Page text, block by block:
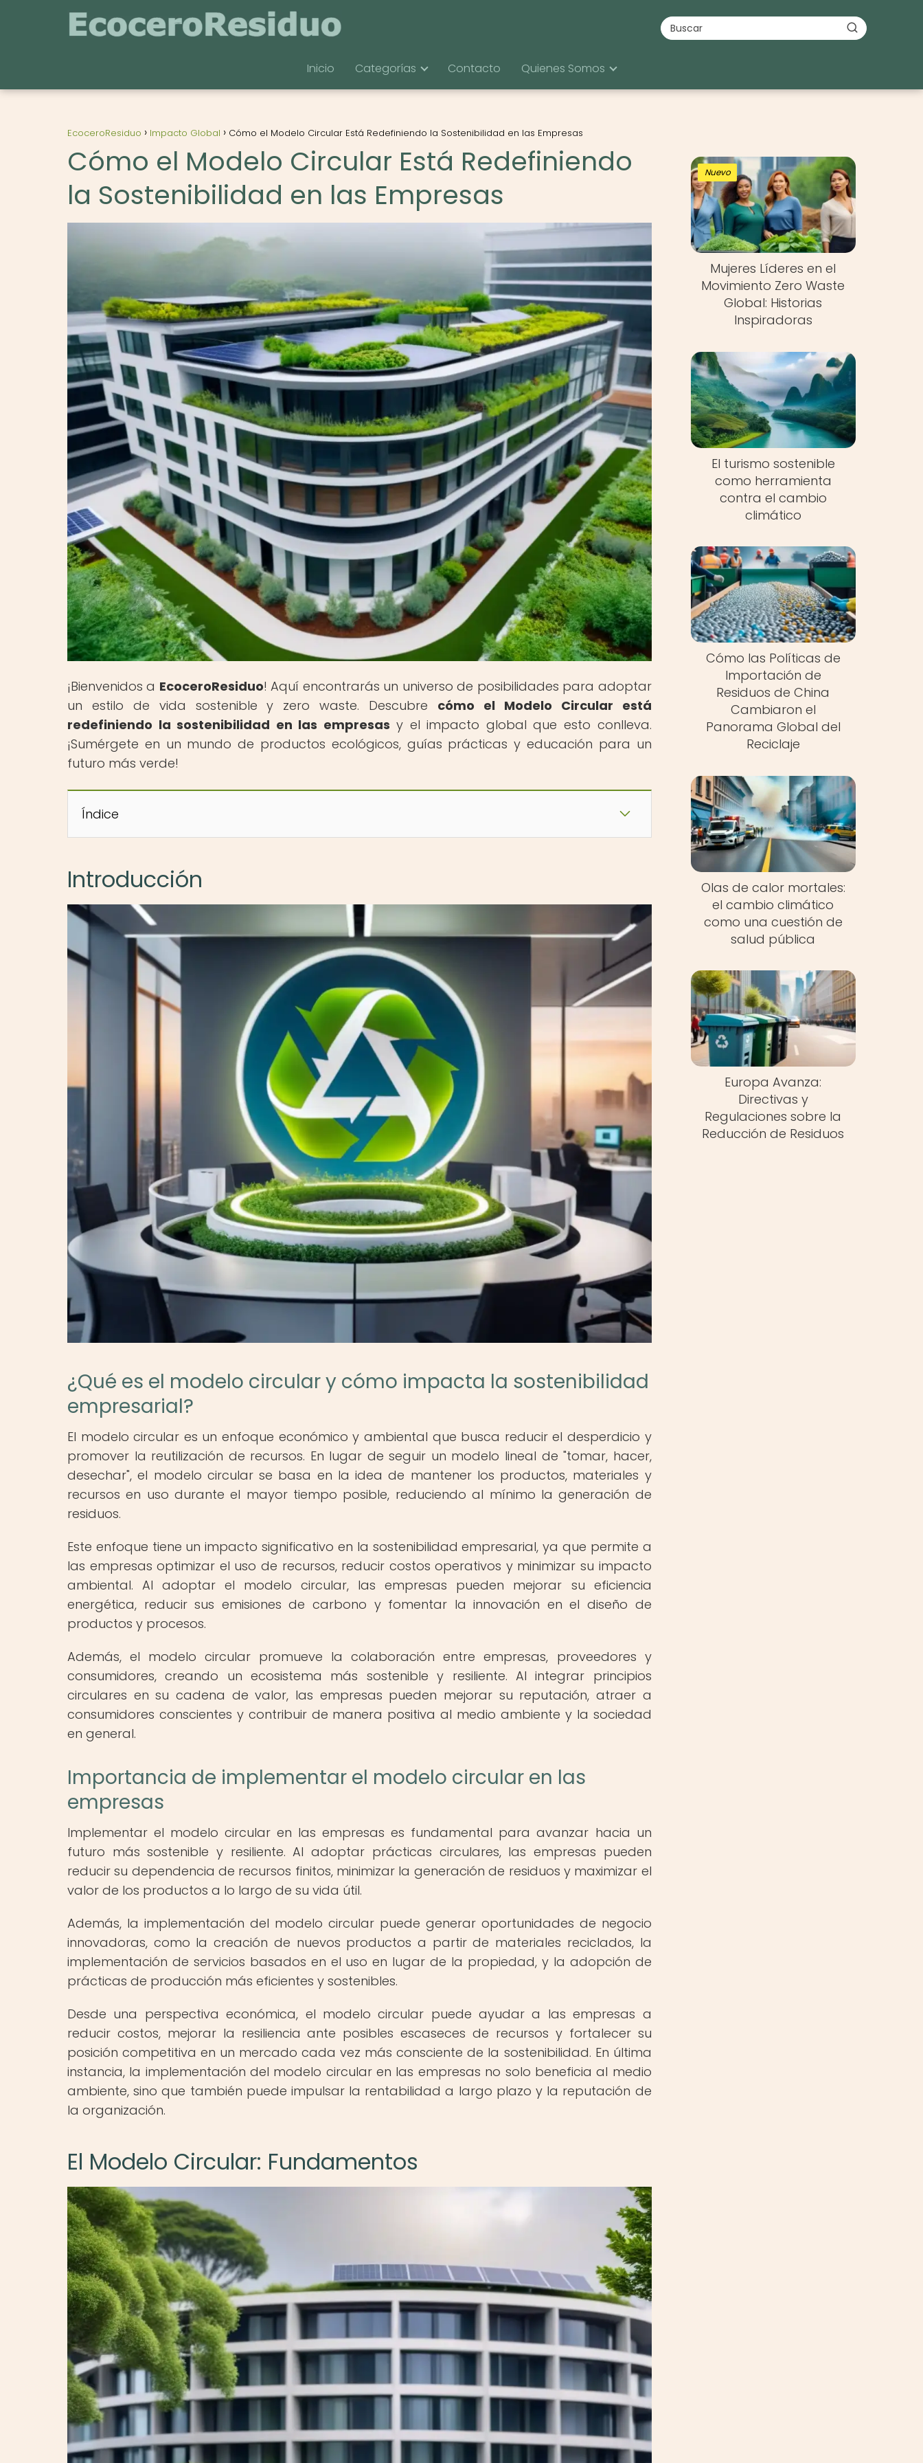
Inicio Categorías Contacto Quienes Somos
EcoceroResiduo Impacto Global Cómo el Modelo Circular Está Redefiniendo la Sostenibilidad en las Empresas
Cómo el Modelo Circular Está Redefiniendo
la Sostenibilidad en las Empresas
¡Bienvenidos a EcoceroResiduo! Aquí encontrarás un universo de posibilidades para adoptar
un estilo de vida sostenible y zero waste. Descubre cómo el Modelo Circular está
redefiniendo la sostenibilidad en las empresas y el impacto global que esto conlleva.
¡Sumérgete en un mundo de productos ecológicos, guías prácticas y educación para un
futuro más verde!
Índice
Introducción
¿Qué es el modelo circular y cómo impacta la sostenibilidad
empresarial?
El modelo circular es un enfoque económico y ambiental que busca reducir el desperdicio y
promover la reutilización de recursos. En lugar de seguir un modelo lineal de "tomar, hacer,
desechar", el modelo circular se basa en la idea de mantener los productos, materiales y
recursos en uso durante el mayor tiempo posible, reduciendo al mínimo la generación de
residuos.
Este enfoque tiene un impacto significativo en la sostenibilidad empresarial, ya que permite a
las empresas optimizar el uso de recursos, reducir costos operativos y minimizar su impacto
ambiental. Al adoptar el modelo circular, las empresas pueden mejorar su eficiencia
energética, reducir sus emisiones de carbono y fomentar la innovación en el diseño de
productos y procesos.
Además, el modelo circular promueve la colaboración entre empresas, proveedores y
consumidores, creando un ecosistema más sostenible y resiliente. Al integrar principios
circulares en su cadena de valor, las empresas pueden mejorar su reputación, atraer a
consumidores conscientes y contribuir de manera positiva al medio ambiente y la sociedad
en general.
Importancia de implementar el modelo circular en las
empresas
Implementar el modelo circular en las empresas es fundamental para avanzar hacia un
futuro más sostenible y resiliente. Al adoptar prácticas circulares, las empresas pueden
reducir su dependencia de recursos finitos, minimizar la generación de residuos y maximizar el
valor de los productos a lo largo de su vida útil.
Además, la implementación del modelo circular puede generar oportunidades de negocio
innovadoras, como la creación de nuevos productos a partir de materiales reciclados, la
implementación de servicios basados en el uso en lugar de la propiedad, y la adopción de
prácticas de producción más eficientes y sostenibles.
Desde una perspectiva económica, el modelo circular puede ayudar a las empresas a
reducir costos, mejorar la resiliencia ante posibles escaseces de recursos y fortalecer su
posición competitiva en un mercado cada vez más consciente de la sostenibilidad. En última
instancia, la implementación del modelo circular en las empresas no solo beneficia al medio
ambiente, sino que también puede impulsar la rentabilidad a largo plazo y la reputación de
la organización.
El Modelo Circular: Fundamentos
Nuevo
Mujeres Líderes en el
Movimiento Zero Waste
Global: Historias
Inspiradoras
El turismo sostenible
como herramienta
contra el cambio
climático
Cómo las Políticas de
Importación de
Residuos de China
Cambiaron el
Panorama Global del
Reciclaje
Olas de calor mortales:
el cambio climático
como una cuestión de
salud pública
Europa Avanza:
Directivas y
Regulaciones sobre la
Reducción de Residuos